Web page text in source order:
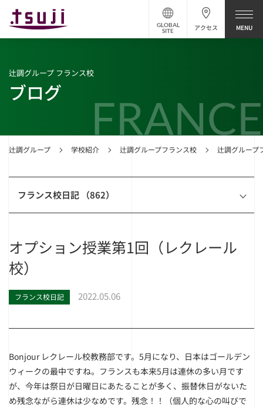
アクセス
GLOBAL
SITE
FRANCE
辻調グループ 学校紹介 辻調グループフランス校 辻調グループ
辻調グループ フランス校
ブログ
フランス校日記 （862）
オプション授業第1回（レクレール
校）
フランス校日記 2022.05.06
Bonjour レクレール校教務部です。5月になり、日本はゴールデン
ウィークの最中ですね。フランスも本来5月は連休の多い月です
が、今年は祭日が日曜日にあたることが多く、振替休日がないた
め残念ながら連休は少なめです。残念！！（個人的な心の叫びで